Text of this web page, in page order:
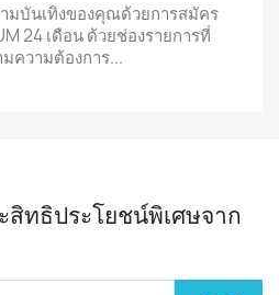
มบันเทิงของคุณด้วยการสมัคร
24 เดือน ด้วยช่องรายการที่
ความต้องการ...
ทธิประโยชน์พิเศษจาก